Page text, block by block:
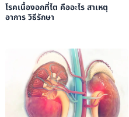
โรคเนื้องอกที่ไต คืออะไร สาเหตุ
อาการ วิธีรักษา